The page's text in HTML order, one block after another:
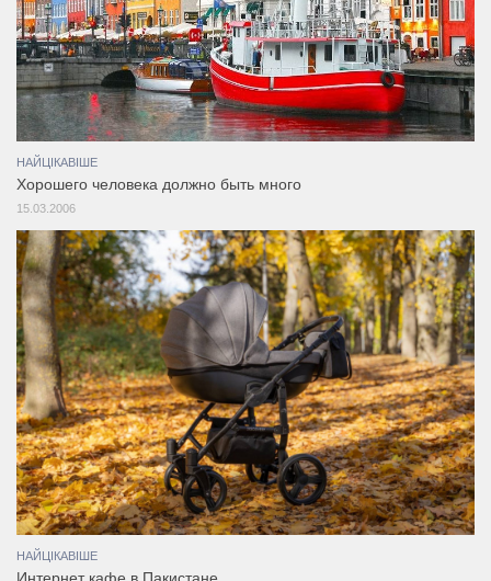
НАЙЦІКАВІШЕ
Хорошего человека должно быть много
15.03.2006
НАЙЦІКАВІШЕ